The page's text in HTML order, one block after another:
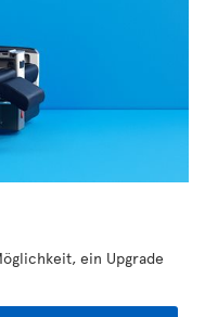
ein Upgrade